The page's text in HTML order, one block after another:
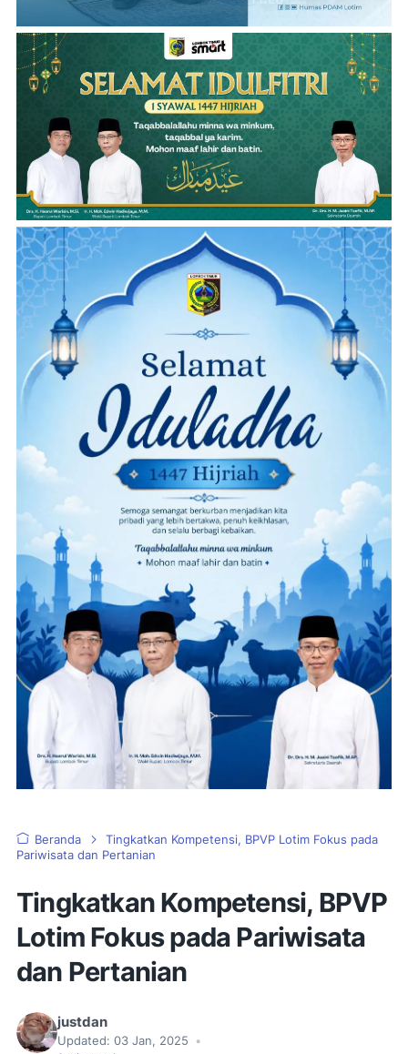
Beranda
Tingkatkan Kompetensi, BPVP Lotim Fokus pada
Pariwisata dan Pertanian
Tingkatkan Kompetensi, BPVP
Lotim Fokus pada Pariwisata
dan Pertanian
justdan
Updated: 03 Jan, 2025
•